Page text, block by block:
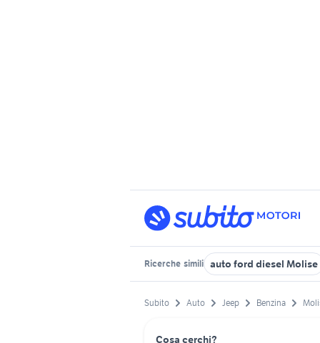
Ricerche simili auto ford diesel Molise
Subito Auto Jeep Benzina
Cosa cerchi?